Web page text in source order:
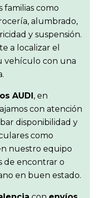
familias como
alumbrado,
y suspensión.
a localizar el
vehículo con una
AUDI, en
con atención
disponibilidad y
como
nuestro equipo
de encontrar o
en buen estado.